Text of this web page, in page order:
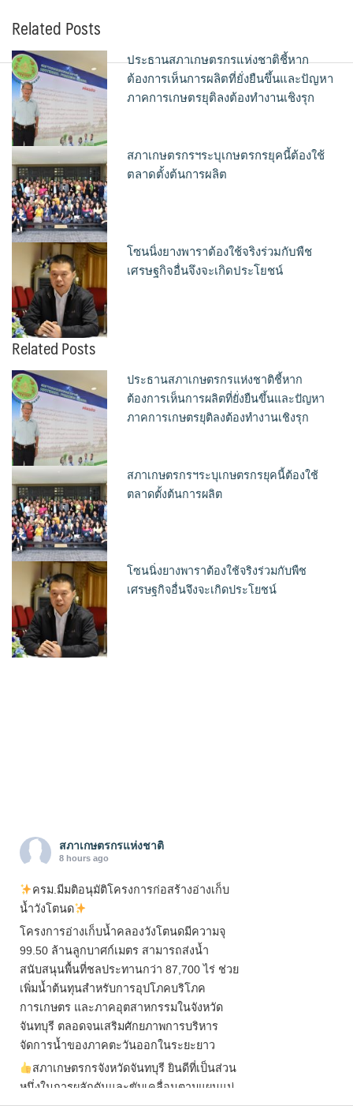
Related Posts
ประธานสภาเกษตรกรแห่งชาติชี้หาก
ต้องการเห็นการผลิตที่ยั่งยืนขึ้นและปัญหา
ภาคการเกษตรยุติลงต้องทำงานเชิงรุก
สภาเกษตรกรฯระบุเกษตรกรยุคนี้ต้องใช้
ตลาดตั้งต้นการผลิต
โซนนิ่งยางพาราต้องใช้จริงร่วมกับพืช
เศรษฐกิจอื่นจึงจะเกิดประโยชน์
Related Posts
ประธานสภาเกษตรกรแห่งชาติชี้หาก
ต้องการเห็นการผลิตที่ยั่งยืนขึ้นและปัญหา
ภาคการเกษตรยุติลงต้องทำงานเชิงรุก
สภาเกษตรกรฯระบุเกษตรกรยุคนี้ต้องใช้
ตลาดตั้งต้นการผลิต
โซนนิ่งยางพาราต้องใช้จริงร่วมกับพืช
เศรษฐกิจอื่นจึงจะเกิดประโยชน์
สภาเกษตรกรแห่งชาติ
8 hours ago
ครม.มีมติอนุมัติโครงการก่อสร้างอ่างเก็บ
น้ำวังโตนด
โครงการอ่างเก็บน้ำคลองวังโตนดมีความจุ
99.50 ล้านลูกบาศก์เมตร สามารถส่งน้ำ
สนับสนุนพื้นที่ชลประทานกว่า 87,700 ไร่ ช่วย
เพิ่มน้ำต้นทุนสำหรับการอุปโภคบริโภค
การเกษตร และภาคอุตสาหกรรมในจังหวัด
จันทบุรี ตลอดจนเสริมศักยภาพการบริหาร
จัดการน้ำของภาคตะวันออกในระยะยาว
สภาเกษตรกรจังหวัดจันทบุรี ยินดีที่เป็นส่วน
หนึ่งในการผลักดันและขับเคลื่อนตามแผนแม่